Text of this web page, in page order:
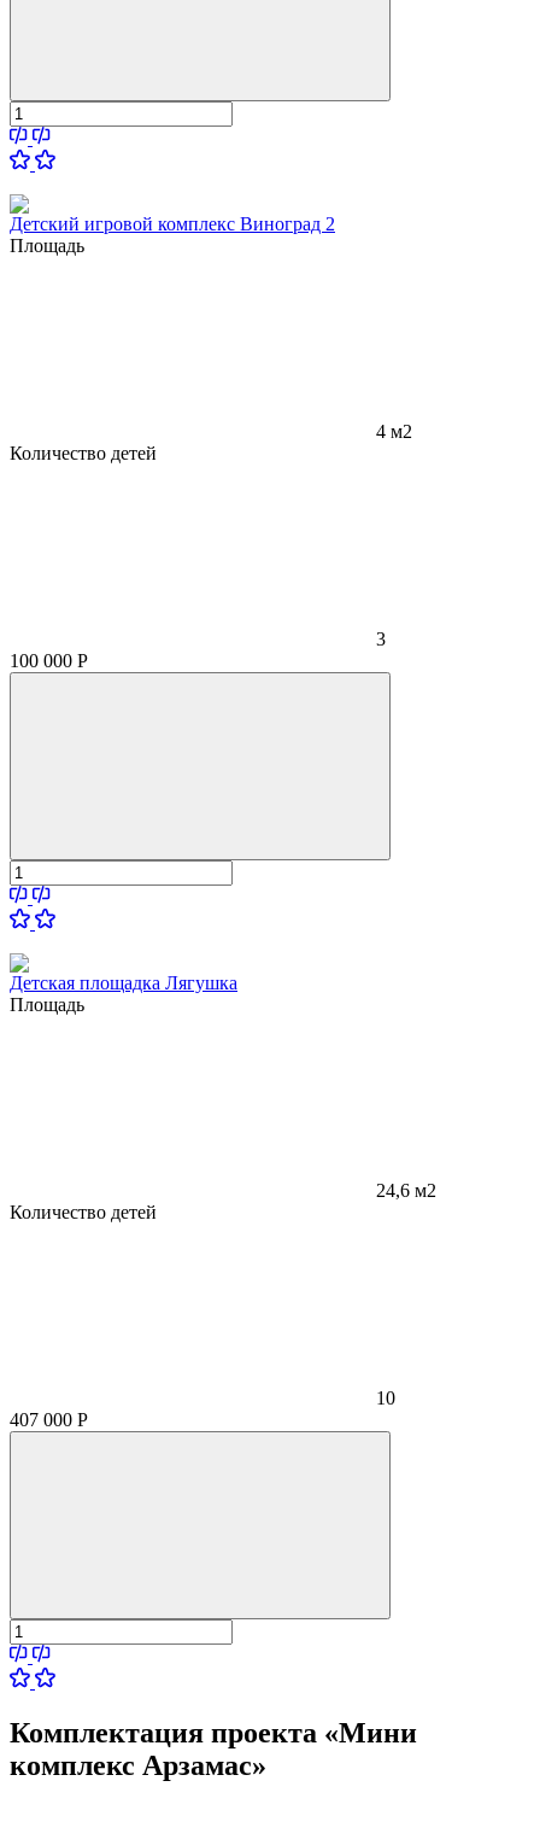
Детский игровой комплекс Виноград 2
Площадь
4 м2
Количество детей
3
100 000 Р
Детская площадка Лягушка
Площадь
24,6 м2
Количество детей
10
407 000 Р
Комплектация проекта «Мини
комплекс Арзамас»